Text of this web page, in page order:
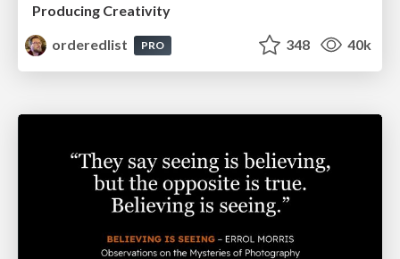
Producing Creativity
orderedlist
PRO 348 40k